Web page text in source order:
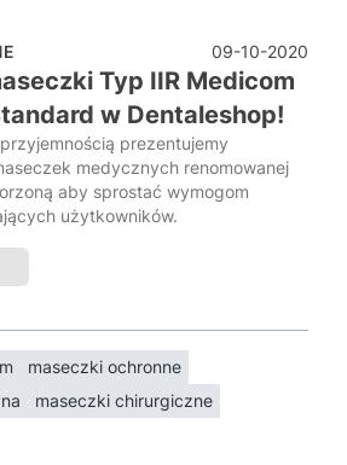
09-10-2020
Typ IIR Medicom
w Dentaleshop!
prezentujemy
medycznych renomowanej
aby sprostać wymogom
użytkowników.
maseczki ochronne
maseczki chirurgiczne